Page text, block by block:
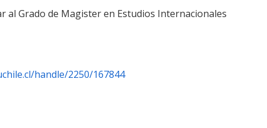
al Grado de Magister en Estudios Internacionales
handle/2250/167844